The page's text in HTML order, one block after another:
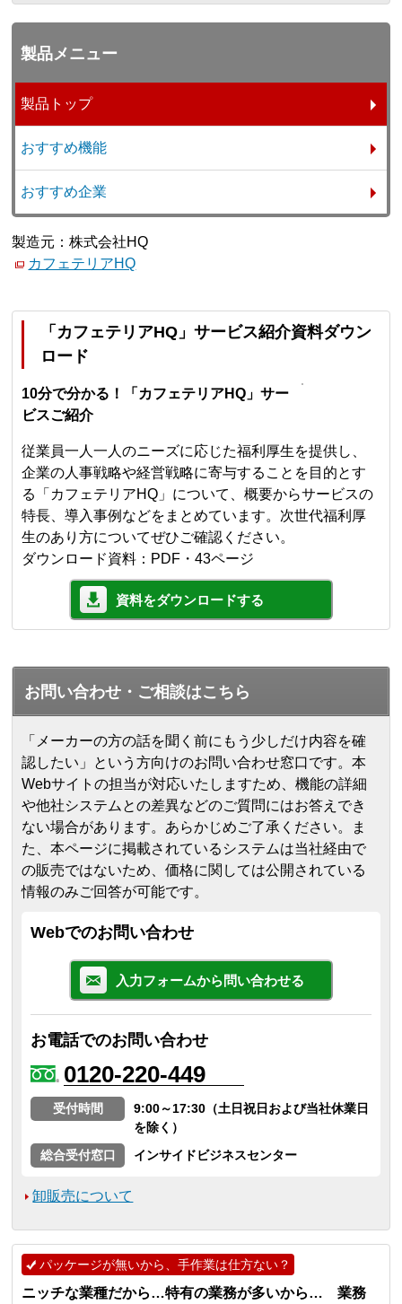
製品メニュー
製品トップ
おすすめ機能
おすすめ企業
製造元：株式会社HQ
カフェテリアHQ
「カフェテリアHQ」サービス紹介資料ダウン
ロード
10分で分かる！「カフェテリアHQ」サー
ビスご紹介
従業員一人一人のニーズに応じた福利厚生を提供し、
企業の人事戦略や経営戦略に寄与することを目的とす
る「カフェテリアHQ」について、概要からサービスの
特長、導入事例などをまとめています。次世代福利厚
生のあり方についてぜひご確認ください。
ダウンロード資料：PDF・43ページ
資料をダウンロードする
お問い合わせ・ご相談はこちら
「メーカーの方の話を聞く前にもう少しだけ内容を確
認したい」という方向けのお問い合わせ窓口です。本
Webサイトの担当が対応いたしますため、機能の詳細
や他社システムとの差異などのご質問にはお答えでき
ない場合があります。あらかじめご了承ください。
ま
た、本ページに掲載されているシステムは当社経由で
の販売ではないため、価格に関しては公開されている
情報のみご回答が可能です。
Webでのお問い合わせ
入力フォームから問い合わせる
お電話でのお問い合わせ
0120-220-449
受付時間
9:00～17:30（土日祝日および当社休業日
を除く）
総合受付窓口
インサイドビジネスセンター
卸販売について
パッケージが無いから、手作業は仕方ない？
ニッチな業種だから…特有の業務が多いから… 業務